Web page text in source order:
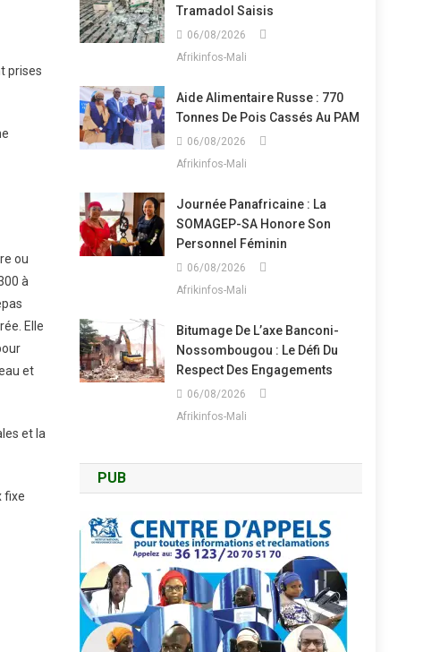
prises
ou
à
Elle
et
et la
fixe
Tramadol Saisis
06/08/2026
Afrikinfos-Mali
Aide Alimentaire Russe : 770
Tonnes De Pois Cassés Au PAM
06/08/2026
Afrikinfos-Mali
Journée Panafricaine : La
SOMAGEP-SA Honore Son
Personnel Féminin
06/08/2026
Afrikinfos-Mali
Bitumage De L’axe Banconi-
Nossombougou : Le Défi Du
Respect Des Engagements
06/08/2026
Afrikinfos-Mali
PUB